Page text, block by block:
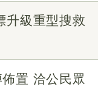
升級重型搜救
置 洽公民眾